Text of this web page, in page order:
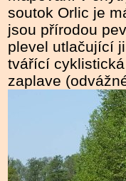
soutok Orlic je
jsou přírodou
plevel utlačující
tvářící
zaplave